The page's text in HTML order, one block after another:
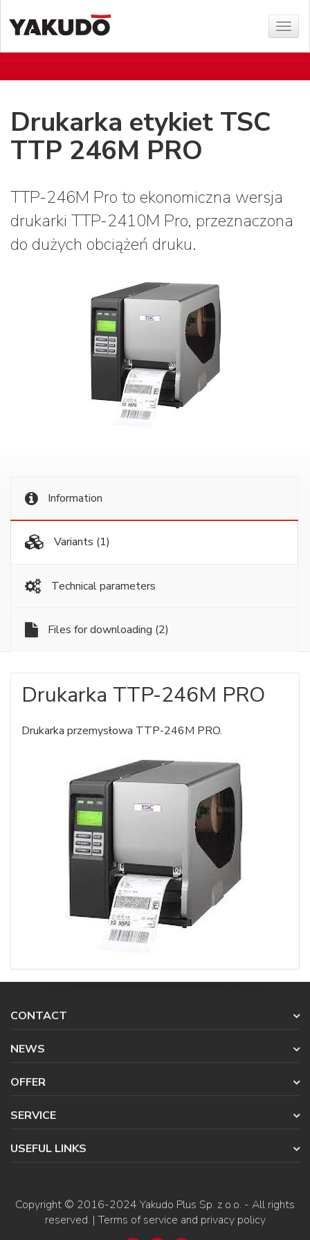
Show
menu
Drukarka etykiet TSC
TTP 246M PRO
TTP-246M Pro to ekonomiczna wersja
drukarki TTP-2410M Pro, przeznaczona
do dużych obciążeń druku.
Information
Variants (1)
Technical parameters
Files for downloading (2)
Drukarka TTP-246M PRO
Drukarka przemysłowa TTP-246M PRO.
CONTACT
NEWS
OFFER
SERVICE
USEFUL LINKS
Copyright © 2016-2024 Yakudo Plus Sp. z o.o. - All rights
reserved. |Terms of service and privacy policy